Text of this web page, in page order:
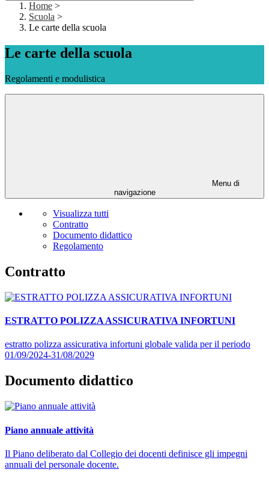
Home >
Scuola >
Le carte della scuola
Le carte della scuola
Regolamenti e modulistica
Menu di
navigazione
Visualizza tutti
Contratto
Documento didattico
Regolamento
Contratto
ESTRATTO POLIZZA ASSICURATIVA INFORTUNI
estratto polizza assicurativa infortuni globale valida per il periodo
01/09/2024-31/08/2029
Documento didattico
Piano annuale attività
Il Piano deliberato dal Collegio dei docenti definisce gli impegni
annuali del personale docente.